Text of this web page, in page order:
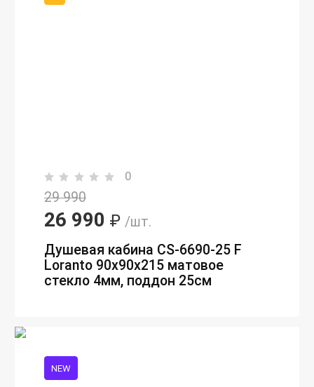
0
29 990
26 990 ₽ /шт.
Душевая кабина CS-6690-25 F
Loranto 90х90х215 матовое
стекло 4мм, поддон 25см
NEW